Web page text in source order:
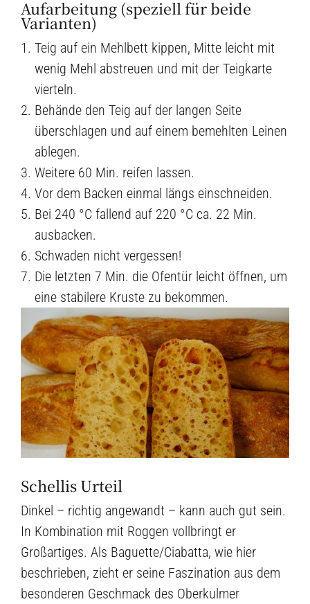
Aufarbeitung (speziell für beide
Varianten)
Teig auf ein Mehlbett kippen, Mitte leicht mit
wenig Mehl abstreuen und mit der Teigkarte
vierteln.
Behände den Teig auf der langen Seite
überschlagen und auf einem bemehlten Leinen
ablegen.
Weitere 60 Min. reifen lassen.
Vor dem Backen einmal längs einschneiden.
Bei 240 °C fallend auf 220 °C ca. 22 Min.
ausbacken.
Schwaden nicht vergessen!
Die letzten 7 Min. die Ofentür leicht öffnen, um
eine stabilere Kruste zu bekommen.
Schellis Urteil
Dinkel – richtig angewandt – kann auch gut sein.
In Kombination mit Roggen vollbringt er
Großartiges. Als Baguette/Ciabatta, wie hier
beschrieben, zieht er seine Faszination aus dem
besonderen Geschmack des Oberkulmer